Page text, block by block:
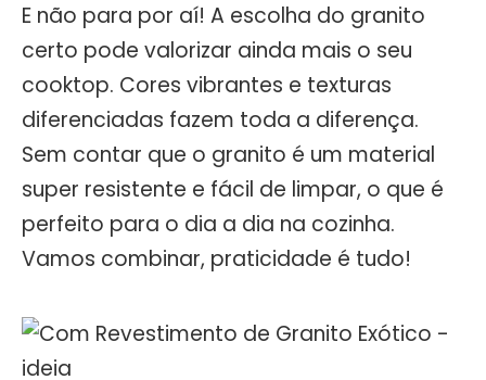
E não para por aí! A escolha do granito
certo pode valorizar ainda mais o seu
cooktop. Cores vibrantes e texturas
diferenciadas fazem toda a diferença.
Sem contar que o granito é um material
super resistente e fácil de limpar, o que é
perfeito para o dia a dia na cozinha.
Vamos combinar, praticidade é tudo!